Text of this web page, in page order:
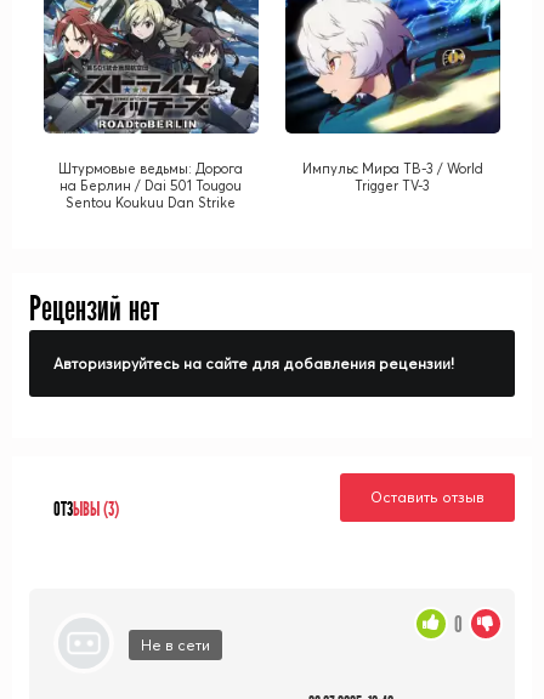
Штурмовые ведьмы: Дорога
на Берлин / Dai 501 Tougou
Sentou Koukuu Dan Strike
Импульс Мира ТВ-3 / World
Trigger TV-3
Рецензий нет
Авторизируйтесь на сайте для добавления рецензии!
ОТЗЫВЫ (3)
Оставить отзыв
Не в сети
0